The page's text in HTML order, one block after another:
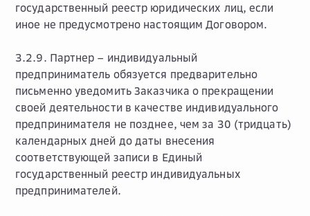
государственный реестр юридических лиц, если
иное не предусмотрено настоящим Договором.
3.2.9. Партнер – индивидуальный
предприниматель обязуется предварительно
письменно уведомить Заказчика о прекращении
своей деятельности в качестве индивидуального
предпринимателя не позднее, чем за 30 (тридцать)
календарных дней до даты внесения
соответствующей записи в Единый
государственный реестр индивидуальных
предпринимателей.